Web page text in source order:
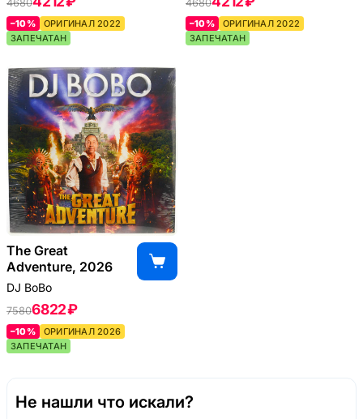
4680
–10%
ОРИГИНАЛ 2022
ЗАПЕЧАТАН
4680
–10%
ОРИГИНАЛ 2022
ЗАПЕЧАТАН
The Great
Adventure, 2026
DJ BoBo
75806822 ₽
–10%
ОРИГИНАЛ 2026
ЗАПЕЧАТАН
Не нашли что искали?